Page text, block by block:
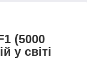
(5000
у світі